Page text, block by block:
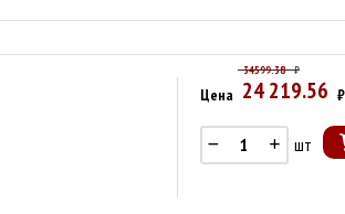
34599.38 ₽
Цена 24 219.56 ₽
шт